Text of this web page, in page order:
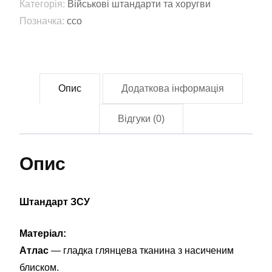
України
(ССО)
кількість
Категорія: Військові штандарти та хоругви
Позначка: ссо
Опис Додаткова інформація
Відгуки (0)
Опис
Штандарт ЗСУ
Матеріал:
Атлас — гладка глянцева тканина з насиченим
блиском.